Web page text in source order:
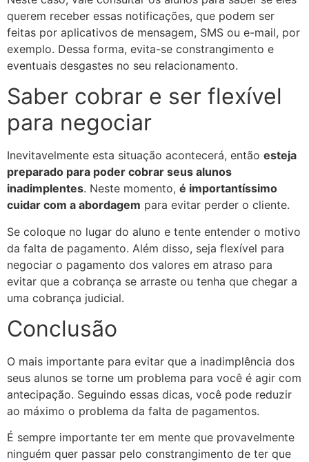
querem receber essas notificações, que podem ser
feitas por aplicativos de mensagem, SMS ou e-mail, por
exemplo. Dessa forma, evita-se constrangimento e
eventuais desgastes no seu relacionamento.
Saber cobrar e ser flexível
para negociar
Inevitavelmente esta situação acontecerá, então esteja
preparado para poder cobrar seus alunos
inadimplentes. Neste momento, é importantíssimo
cuidar com a abordagem para evitar perder o cliente.
Se coloque no lugar do aluno e tente entender o motivo
da falta de pagamento. Além disso, seja flexível para
negociar o pagamento dos valores em atraso para
evitar que a cobrança se arraste ou tenha que chegar a
uma cobrança judicial.
Conclusão
O mais importante para evitar que a inadimplência dos
seus alunos se torne um problema para você é agir com
antecipação. Seguindo essas dicas, você pode reduzir
ao máximo o problema da falta de pagamentos.
É sempre importante ter em mente que provavelmente
ninguém quer passar pelo constrangimento de ter que